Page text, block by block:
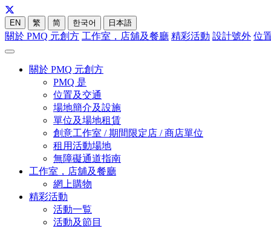
EN 繁 简 한국어 日本語
關於 PMQ 元創方 工作室，店舖及餐廳 精彩活動 設計號外 位
關於 PMQ 元創方
PMQ 是
位置及交通
場地簡介及設施
單位及場地租賃
創意工作室 / 期間限定店 / 商店單位
租用活動場地
無障礙通道指南
工作室，店舖及餐廳
網上購物
精彩活動
活動一覧
活動及節目